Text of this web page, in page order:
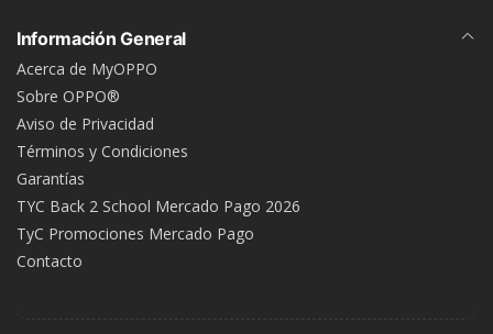
Información General
Acerca de MyOPPO
Sobre OPPO®
Aviso de Privacidad
Términos y Condiciones
Garantías
TYC Back 2 School Mercado Pago 2026
TyC Promociones Mercado Pago
Contacto